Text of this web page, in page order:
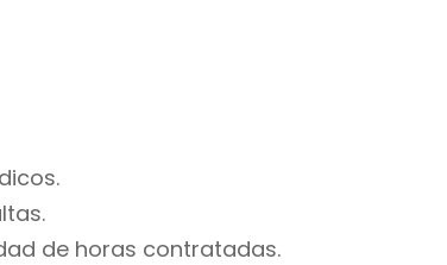
de horas contratadas.